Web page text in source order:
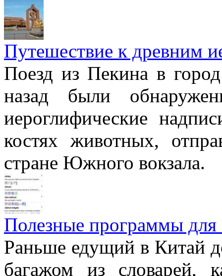
Путешествие к древним
Поезд из Пекина в
назад были
иероглифические
костях животных,
стране Южного вокзала.
Полезные программы
Раньше едущий в Китай
багажом из словарей,